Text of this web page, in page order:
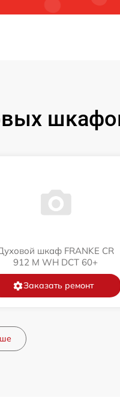
шкаф FRANKE CR
912 M WH DCT 60+
Заказать ремонт